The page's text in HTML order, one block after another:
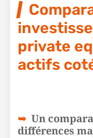
private
actifs
Un
différences